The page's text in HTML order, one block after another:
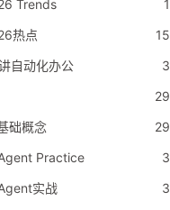
Trends
1
热点
15
自动化办公
3
29
础概念
29
Practice
3
实战
3